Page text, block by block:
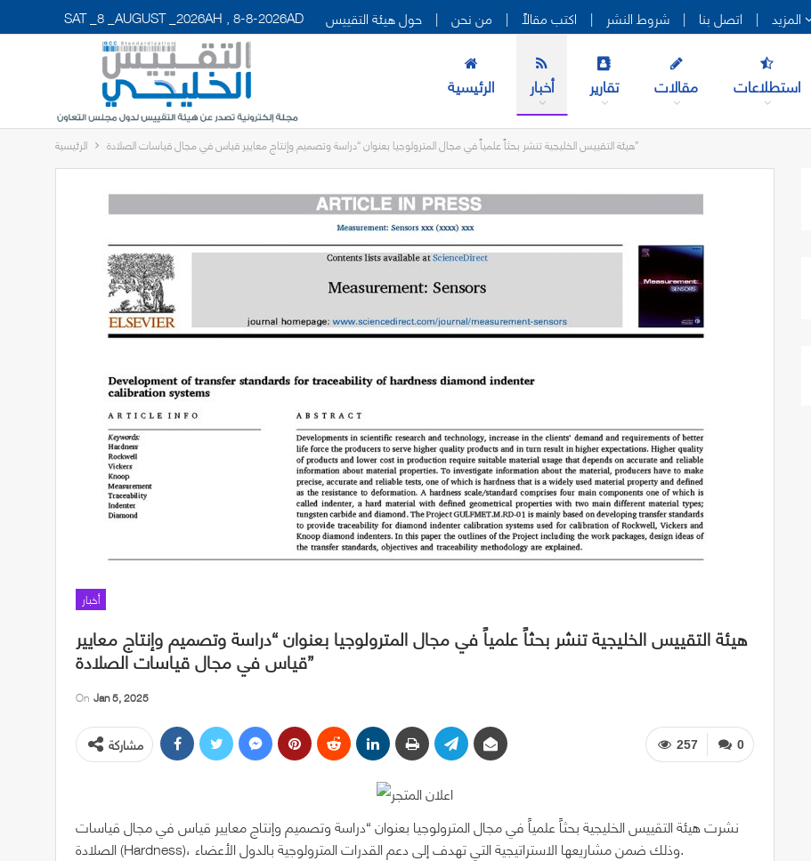
SAT _8 _AUGUST _2026AH , 8-8-2026AD حول هيئة التقييس | من نحن | اكتب مقالاً | شروط النشر | اتصل بنا |
الرئيسية أخبار تقارير مقالات استطلاعات
الرئيسية هيئة التقييس الخليجية تنشر بحثاً علمياً في مجال المترولوجيا بعنوان “دراسة وتصميم وإنتاج معايير قياس في مجال قياسات الصلادة”
أخبار
هيئة التقييس الخليجية تنشر بحثاً علمياً في مجال المترولوجيا بعنوان “دراسة وتصميم وإنتاج معايير
قياس في مجال قياسات الصلادة”
On Jan 5, 2025
0
257 مشاركة
نشرت هيئة التقييس الخليجية بحثاً علمياً في مجال المترولوجيا بعنوان “دراسة وتصميم وإنتاج معايير قياس في مجال قياسات
الصلادة (Hardness)، وذلك ضمن مشاريعها الاستراتيجية التي تهدف إلى دعم القدرات المترولوجية بالدول الأعضاء.